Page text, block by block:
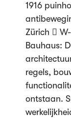
1916
Zürich 
Bauhaus:
regels,
ontstaan.